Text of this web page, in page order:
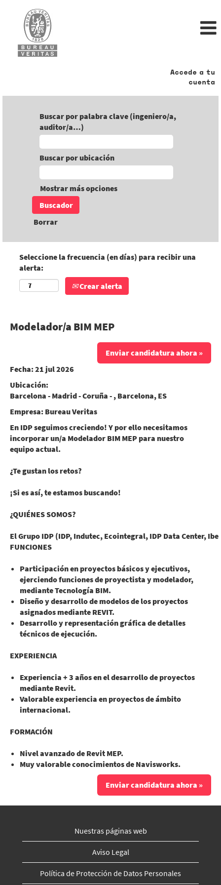
Accede a tu
cuenta
Buscar por palabra clave (ingeniero/a,
auditor/a…)
Buscar por ubicación
Mostrar más opciones
Borrar
Seleccione la frecuencia (en días) para recibir una
alerta:
Crear alerta
Modelador/a BIM MEP
Enviar candidatura ahora »
Fecha: 21 jul 2026
Ubicación:
Barcelona - Madrid - Coruña - , Barcelona, ES
Empresa: Bureau Veritas
En IDP seguimos creciendo! Y por ello necesitamos
incorporar un/a Modelador BIM MEP para nuestro
equipo actual.
¿Te gustan los retos?
¡Si es así, te estamos buscando!
¿QUIÉNES SOMOS?
ElGrupo IDP (IDP, Indutec, Ecointegral, IDP Data Center,
FUNCIONES
Participación en proyectos básicos y ejecutivos,
ejerciendo funciones de proyectista y modelador,
mediante Tecnología BIM.
Diseño y desarrollo de modelos de los proyectos
asignados mediante REVIT.
Desarrollo y representación gráfica de detalles
técnicos de ejecución.
EXPERIENCIA
Experiencia + 3 años en el desarrollo de proyectos
mediante Revit.
Valorable experiencia en proyectos de ámbito
internacional.
FORMACIÓN
Nivel avanzado de Revit MEP.
Muy valorable conocimientos de Navisworks.
Enviar candidatura ahora »
Nuestras páginas web
Aviso Legal
Política de Protección de Datos Personales